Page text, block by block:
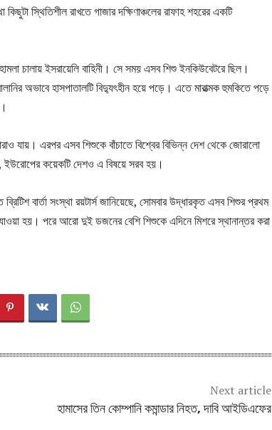
স্থিতিশীল রাখতে গাজার দক্ষিণাঞ্চলের রাফাহ শহরের একটি
চালায় ইসরায়েলি বাহিনী। সে সময় এসব শিশু ইনকিউবেটরে ছিল।
অভাবে হাসপাতালটি বিদ্যুৎহীন হয়ে পড়ে। এতে মারাত্মক হুমকিতে পড়ে
যায়। এরপর এসব শিশুকে বাঁচাতে বিশ্বের বিভিন্ন দেশ থেকে জোরালো
ইউরোপের কয়েকটি দেশও এ বিষয়ে সরব হয়।
ব্রিটিশ বার্তা সংস্থা রয়টার্স জানিয়েছে, সোমবার উদ্ধারকৃত এসব শিশুর প্রথম
হয়। পরে আরো দুই ডজনের বেশি শিশুকে এদিনে মিশরে স্থানান্তর করা
Next article
হামাসের তিন কোম্পানি কমান্ডার নিহত, দাবি আইডিএফের